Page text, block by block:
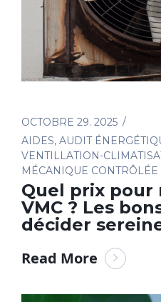
OCTOBRE 29. 2025
AIDES, AUDIT
VENTILLATION-
MÉCANIQUE CONTRÔLÉE
Quel prix pour
VMC ? Les
décider
Read More